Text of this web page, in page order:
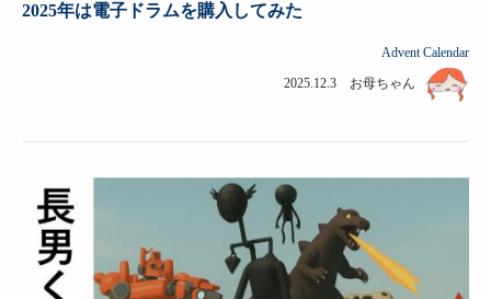
2025年は電子ドラムを購入してみた
Advent Calendar
2025.12.3 お母ちゃん